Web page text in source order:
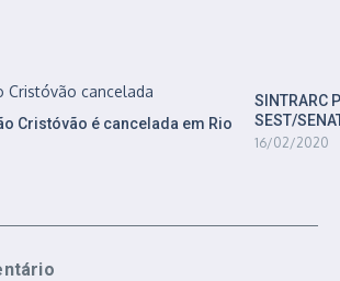
Cristóvão é cancelada em Rio
SINTRARC
SEST/
16/02/2020